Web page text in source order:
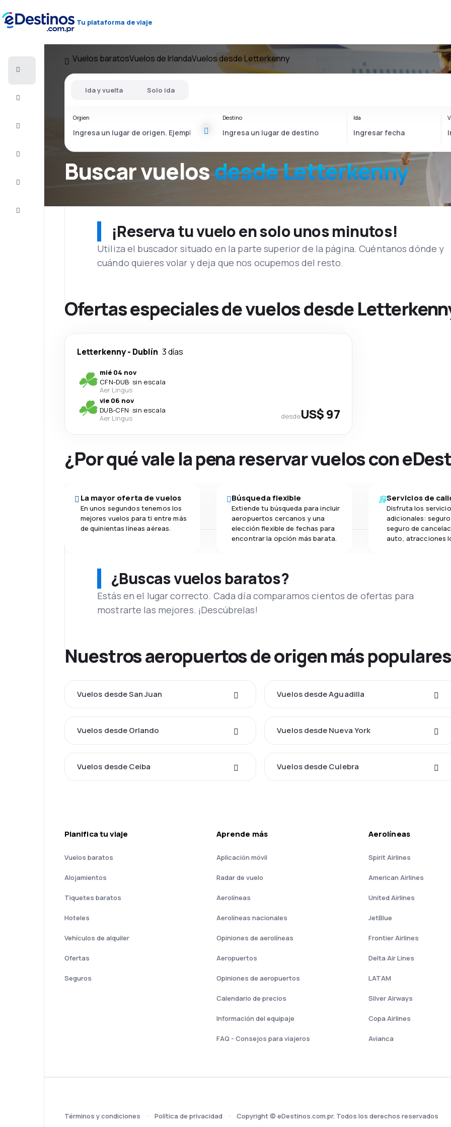
Tu plataforma de viaje
Atención
Vuelos baratosVuelos de IrlandaVuelos desde Letterkenny
Buscar vuelosdesde Letterkenny
Ida y vuelta Solo ida
Orgien Destino Ida
¡Reserva tu vuelo en solo unos minutos!
Utiliza el buscador situado en la parte superior de la página. Cuéntanos dónde y
cuándo quieres volar y deja que nos ocupemos del resto.
Ofertas especiales de vuelos desde
Letterkenny- Dublín 3 días
mié 04 nov
CFN-DUB· sin escala
Aer Lingus
vie 06 nov
DUB-CFN· sin escala
Aer Lingus
desdeUS$ 97
¿Por qué vale la pena reservar vuelos con
La mayor oferta de vuelos
En unos segundos tenemos los
mejores vuelos para ti entre más
de quinientas líneas aéreas.
Búsqueda flexible
Extiende tu búsqueda para incluir
aeropuertos cercanos y una
elección flexible de fechas para
encontrar la opción más barata.
Servicios de
Disfruta los
adicionales:
seguro de
auto, atracciones
¿Buscas vuelos baratos?
Estás en el lugar correcto. Cada día comparamos cientos de ofertas para
mostrarte las mejores. ¡Descúbrelas!
Nuestros aeropuertos de origen más populares
Vuelos desde San Juan Vuelos desde Aguadilla
Vuelos desde Orlando Vuelos desde Nueva York
Vuelos desde Ceiba Vuelos desde Culebra
Planifica tu viaje
Vuelos baratos
Alojamientos
Tiquetes baratos
Hoteles
Vehículos de alquiler
Ofertas
Seguros
Aprende más
Aplicación móvil
Radar de vuelo
Aerolíneas
Aerolíneas nacionales
Opiniones de aerolíneas
Aeropuertos
Opiniones de aeropuertos
Calendario de precios
Información del equipaje
FAQ - Consejos para viajeros
Aerolíneas
Spirit Airlines
American Airlines
United Airlines
JetBlue
Frontier Airlines
Delta Air Lines
LATAM
Silver Airways
Copa Airlines
Avianca
Términos y condiciones Política de privacidad Copyright © eDestinos.com.pr. Todos los derechos reservados